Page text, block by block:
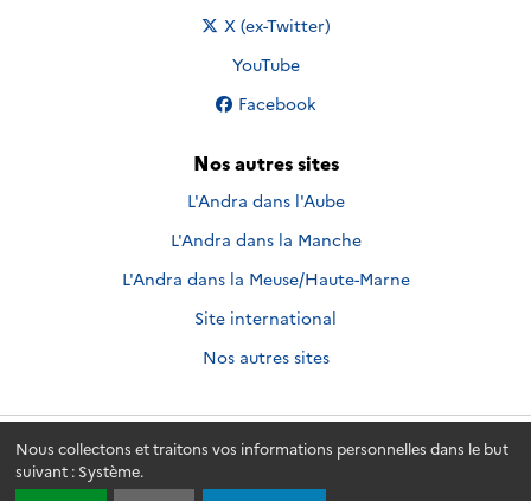
Nous collectons et traitons vos informations personnelles dans le but
suivant : Système.
Nous suivre sur
X (ex-Twitter)
Nous suivre sur
YouTube
Nous suivre sur
Facebook
Nos autres sites
L'Andra dans l'Aube
L'Andra dans la Manche
L'Andra dans la Meuse/Haute-Marne
Site international
Nos autres sites
Andra.fr © 2026 - Andra. Tous droits réservés.